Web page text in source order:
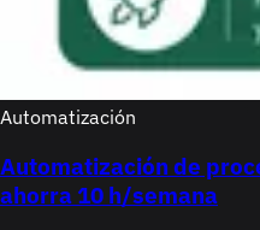
Automatización
Automatización de
ahorra 10 h/semana